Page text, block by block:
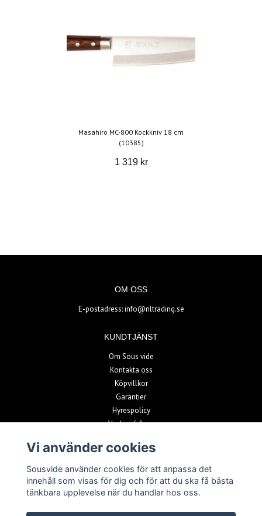
Masahiro MC-800 Kockkniv 18 cm
(10385)
1 319 kr
OM OSS
E-postadress:info@nltrading.se
KUNDTJÄNST
Om Sous vide
Kontakta oss
Köpvillkor
Garantier
Hyrespolicy
Vanliga frågor
Vi använder cookies
Sousvide använder cookies för att anpassa det
innehåll som visas för dig och för att du ska få bästa
tänkbara upplevelse när du handlar hos oss.